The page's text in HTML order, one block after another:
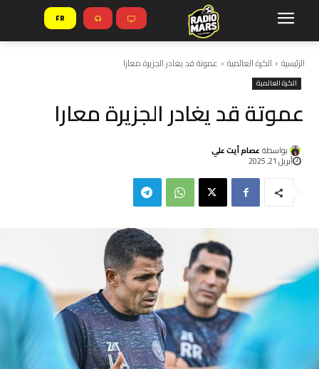
FR
الرئيسية الكرة العالمية عموتة قد يغادر الجزيرة معارا
الكرة العالمية
عموتة قد يغادر الجزيرة معارا
بواسطة عصام أيت علي
أبريل 21, 2025